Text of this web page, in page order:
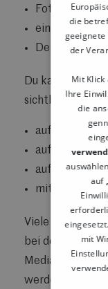
Fotos von
eine
Deinen
Du kannst
sichtbar machen:
auf der
auf Flyern
auf Deiner
mit kleinen
Viele
bei dem Gäste
Media-Kanäle
werden. So
die
geeignete
der
Mit Klick
Ihre
die
auf
mit